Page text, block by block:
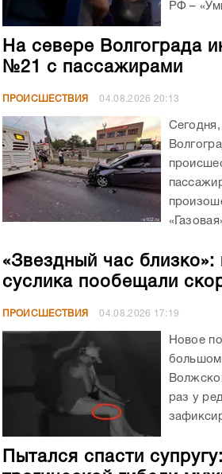
РФ –
На севере Волгограда
№21 с пассажирами
ПРОИСШЕСТВИЯ 04.08.2026 20:13
«Звездный час
суслика пообещали
ПРОИСШЕСТВИЯ 04.08.2026 17:19
Новое
большом
раз у
Пытался спасти